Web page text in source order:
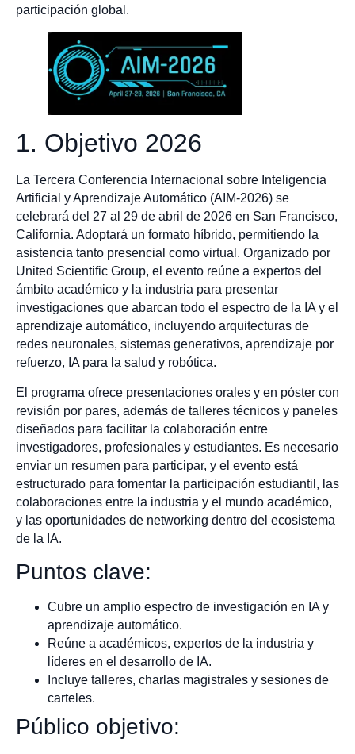
participación global.
1. Objetivo 2026
La Tercera Conferencia Internacional sobre Inteligencia
Artificial y Aprendizaje Automático (AIM-2026) se
celebrará del 27 al 29 de abril de 2026 en San Francisco,
California. Adoptará un formato híbrido, permitiendo la
asistencia tanto presencial como virtual. Organizado por
United Scientific Group, el evento reúne a expertos del
ámbito académico y la industria para presentar
investigaciones que abarcan todo el espectro de la IA y el
aprendizaje automático, incluyendo arquitecturas de
redes neuronales, sistemas generativos, aprendizaje por
refuerzo, IA para la salud y robótica.
El programa ofrece presentaciones orales y en póster con
revisión por pares, además de talleres técnicos y paneles
diseñados para facilitar la colaboración entre
investigadores, profesionales y estudiantes. Es necesario
enviar un resumen para participar, y el evento está
estructurado para fomentar la participación estudiantil, las
colaboraciones entre la industria y el mundo académico,
y las oportunidades de networking dentro del ecosistema
de la IA.
Puntos clave:
Cubre un amplio espectro de investigación en IA y
aprendizaje automático.
Reúne a académicos, expertos de la industria y
líderes en el desarrollo de IA.
Incluye talleres, charlas magistrales y sesiones de
carteles.
Público objetivo: